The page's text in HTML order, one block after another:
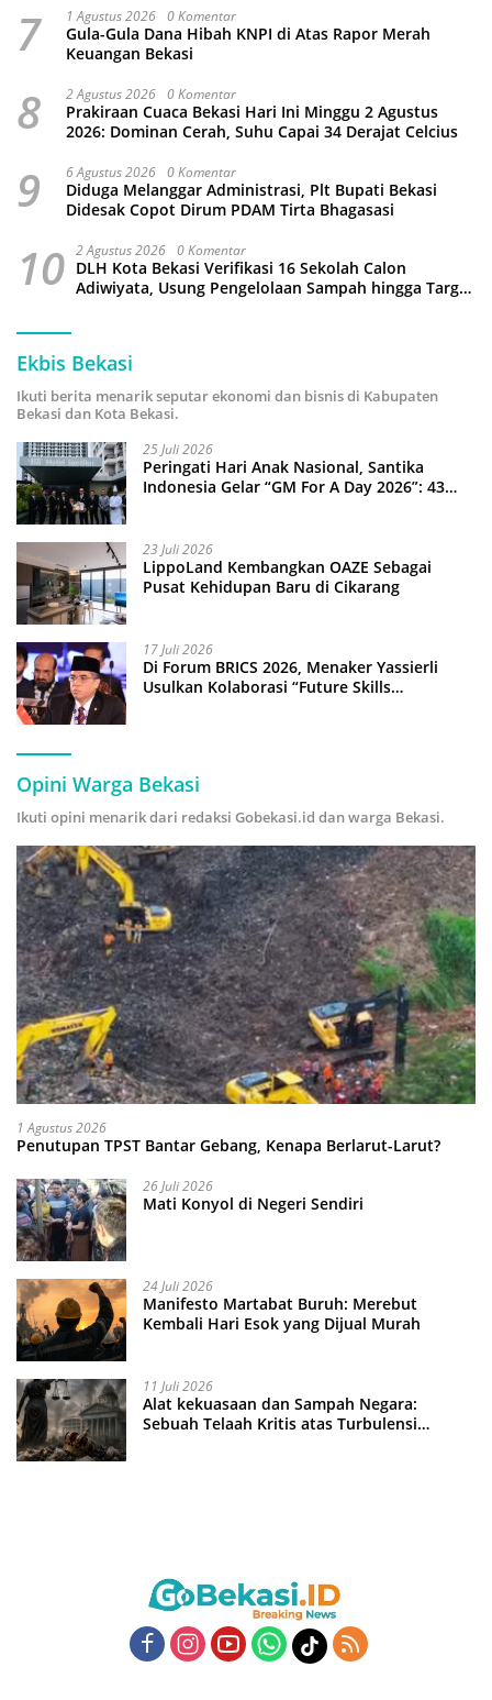
7 1 Agustus 2026 0 Komentar
Gula-Gula Dana Hibah KNPI di Atas Rapor Merah
Keuangan Bekasi
8 2 Agustus 2026 0 Komentar
Prakiraan Cuaca Bekasi Hari Ini Minggu 2 Agustus
2026: Dominan Cerah, Suhu Capai 34 Derajat Celcius
9 6 Agustus 2026 0 Komentar
Diduga Melanggar Administrasi, Plt Bupati Bekasi
Didesak Copot Dirum PDAM Tirta Bhagasasi
10 2 Agustus 2026 0 Komentar
DLH Kota Bekasi Verifikasi 16 Sekolah Calon
Adiwiyata, Usung Pengelolaan Sampah hingga Target
Ekbis Bekasi
Ikuti berita menarik seputar ekonomi dan bisnis di Kabupaten
Bekasi dan Kota Bekasi.
25 Juli 2026
Peringati Hari Anak Nasional, Santika
Indonesia Gelar “GM For A Day 2026”: 43
23 Juli 2026
LippoLand Kembangkan OAZE Sebagai
Pusat Kehidupan Baru di Cikarang
17 Juli 2026
Di Forum BRICS 2026, Menaker Yassierli
Usulkan Kolaborasi “Future Skills
Opini Warga Bekasi
Ikuti opini menarik dari redaksi Gobekasi.id dan warga Bekasi.
1 Agustus 2026
Penutupan TPST Bantar Gebang, Kenapa Berlarut-Larut?
26 Juli 2026
Mati Konyol di Negeri Sendiri
24 Juli 2026
Manifesto Martabat Buruh: Merebut
Kembali Hari Esok yang Dijual Murah
11 Juli 2026
Alat kekuasaan dan Sampah Negara:
Sebuah Telaah Kritis atas Turbulensi